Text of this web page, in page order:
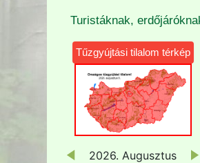
Turistáknak,
Tűzgyújtási tilalom térkép
2026. Augusztus